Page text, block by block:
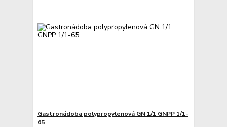
Gastronádoba polypropylenová GN 1/1 GNPP 1/1-
65